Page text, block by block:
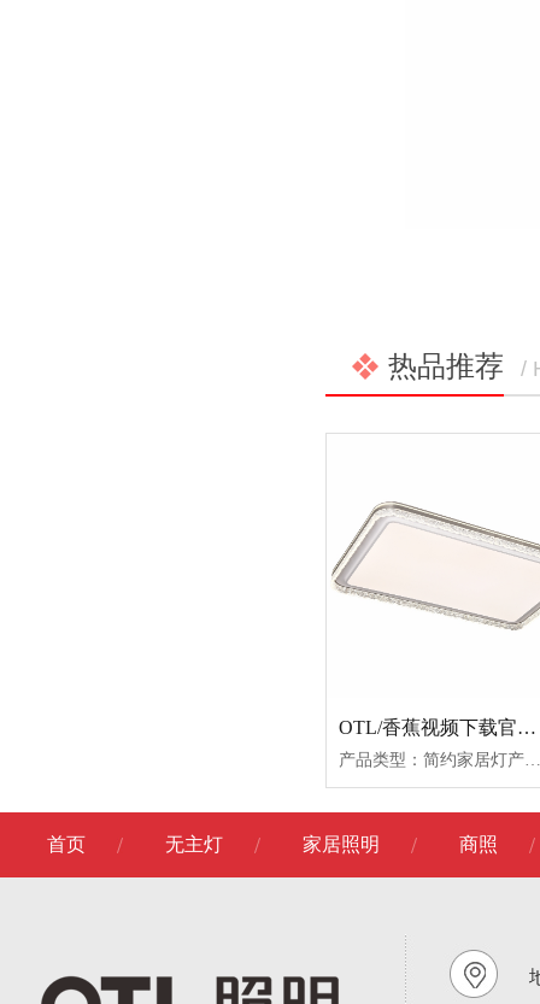
热品推荐 /
OTL/香蕉视频下载官网/卧室灯/爱目冰城/系列
产品类型：简约家居灯产品名称：爱目冰城/小圆爱目冰城/小方爱目冰城/长方爱目冰城/加长方产品功率：64W+31W78W+36W169W+60W206W+68W产品尺寸：Ø50*9.550*50*9.596*64*9.5110*70*9.5产品材质：亚克力+铝材+铁艺产品颜色：白+电泳灰
首页 无主灯 家居照明 商照